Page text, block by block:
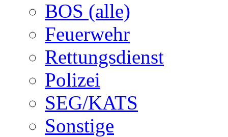
BOS (alle)
Feuerwehr
Rettungsdienst
Polizei
SEG/KATS
Sonstige